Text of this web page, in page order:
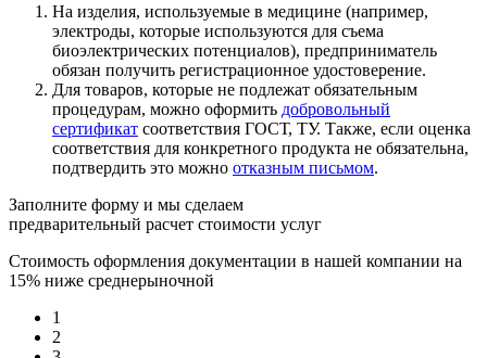
На изделия, используемые в медицине (например,
электроды, которые используются для съема
биоэлектрических потенциалов), предприниматель
обязан получить регистрационное удостоверение.
Для товаров, которые не подлежат обязательным
процедурам, можно оформить добровольный
сертификат соответствия ГОСТ, ТУ. Также, если оценка
соответствия для конкретного продукта не обязательна,
подтвердить это можно отказным письмом.
Заполните форму и мы сделаем
предварительный расчет стоимости услуг
Стоимость оформления документации в нашей компании на
15% ниже среднерыночной
1
2